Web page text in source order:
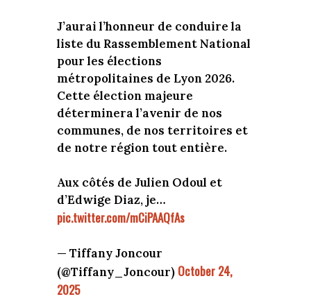
J’aurai l’honneur de conduire la
liste du Rassemblement National
pour les élections
métropolitaines de Lyon 2026.
Cette élection majeure
déterminera l’avenir de nos
communes, de nos territoires et
de notre région tout entière.
Aux côtés de Julien Odoul et
d’Edwige Diaz, je…
pic.twitter.com/mCiPAAQfAs
— Tiffany Joncour
(@Tiffany_Joncour) October 24,
2025